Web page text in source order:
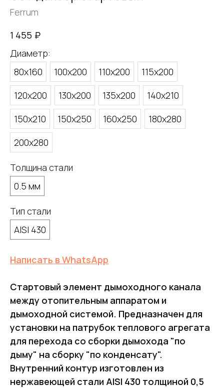
Ferrum
1 455 ₽
Диаметр:
80х160
100х200 110х200
115х200
120х200
130х200 135х200
140х210
150х210
150х250 160х250
180х280
200х280
Толщина стали
0.5 мм
Тип стали
AISI 430
Написать в WhatsApp
Стартовый элемент дымоходного канала
между отопительным аппаратом и
дымоходной системой. Предназначен для
установки на патрубок теплового агрегата
для перехода со сборки дымохода "по
дыму" на сборку "по конденсату".
Внутренний контур изготовлен из
нержавеющей стали AISI 430 толщиной 0,5